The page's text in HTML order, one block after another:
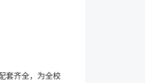
套齐全，为全校